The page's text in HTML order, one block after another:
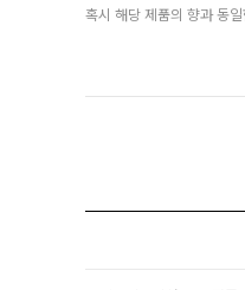
혹시 해당 제품의 향과 동